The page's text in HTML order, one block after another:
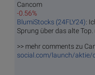
Cancom
-0.56%
BlumiStocks (24FLY24):
Sprung über das alte Top.
>> mehr comments zu
social.com/launch/aktie/